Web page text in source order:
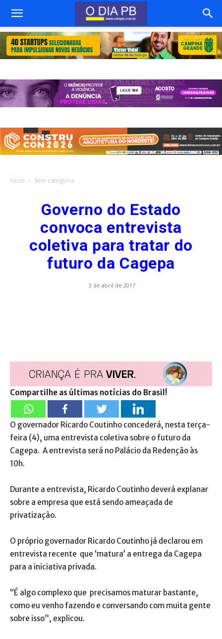
Início Sem categoria
Governo do Estado
convoca entrevista
coletiva para tratar do
futuro da Cagepa
3 de abril de 2017
Compartilhe as últimas notícias do Brasil!
O governador Ricardo Coutinho concederá, nesta terça-
feira (4), uma entrevista coletiva sobre o futuro da
Cagepa. A entrevista será no Palácio da Redenção às
10h.
Durante a entrevista, Ricardo Coutinho deverá explanar
sobre a empresa que está sendo ameaçada de
privatização.
O próprio governador Ricardo Coutinho já declarou em
entrevista recente que ‘matura’ a entrega da Cagepa
para a iniciativa privada.
“É algo complexo que precisamos maturar bastante,
como eu venho fazendo e conversando com muita gente
sobre isso”, explicou.